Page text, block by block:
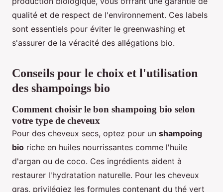
qualité et de respect de l'environnement. Ces labels
sont essentiels pour éviter le greenwashing et
s'assurer de la véracité des allégations bio.
Conseils pour le choix et l'utilisation
des shampoings bio
Comment choisir le bon shampoing bio selon
votre type de cheveux
Pour des cheveux secs, optez pour un shampoing
bio riche en huiles nourrissantes comme l'huile
d'argan ou de coco. Ces ingrédients aident à
restaurer l'hydratation naturelle. Pour les cheveux
gras, privilégiez les formules contenant du thé vert